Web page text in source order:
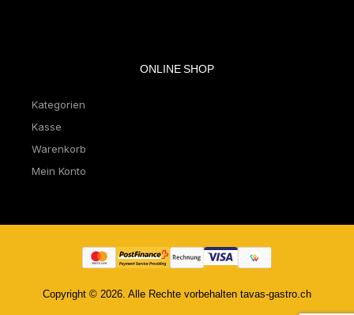
ONLINE SHOP
Kategorien
Kasse
Warenkorb
Mein Konto
Copyright © 2026. Alle Rechte vorbehalten tavas-gastro.ch